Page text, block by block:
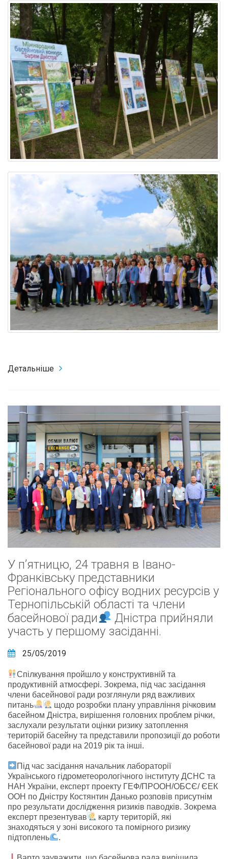
Детальніше
У п’ятницю, 24 травня в Івано-
Франківську представники
Регіонального офісу водних ресурсів у
Тернопільській області та члени
басейнової ради
Дністра прийняли
участь у першому засіданні.
25/05/2019
Спілкування пройшло у конструктивній та
продуктивній атмосфері. Зокрема, під час засідання
члени басейнової ради розглянули ряд важливих
питань
щодо розробки плану управління річковим
басейном Дністра, вирішення головних проблем річки,
заслухали результати оцінки ризику затоплення
територій басейну та представили пропозиції до роботи
басейнової ради на 2019 рік та інші.
Під час засідання начальник лабораторії
Українського гідрометеорологічного інституту ДСНС та
НАН України, експерт проекту ГЕФ/ПРООН/ОБСЄ/ ЄЕК
ООН по Дністру Костянтин Данько розповів присутнім
про результати дослідження ризиків паводків. Зокрема
експерт презентував
карту територій, які
знаходяться у зоні високого та помірного ризику
підтоплень
.